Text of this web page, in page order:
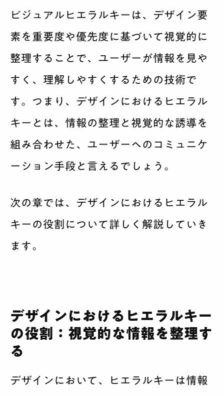
ビジュアルヒエラルキーは、デザイン要
素を重要度や優先度に基づいて視覚的に
整理することで、ユーザーが情報を見や
すく、理解しやすくするための技術で
す。つまり、デザインにおけるヒエラル
キーとは、情報の整理と視覚的な誘導を
組み合わせた、ユーザーへのコミュニケ
ーション手段と言えるでしょう。
次の章では、デザインにおけるヒエラル
キーの役割について詳しく解説していき
ます。
デザインにおけるヒエラルキー
の役割：視覚的な情報を整理す
る
デザインにおいて、ヒエラルキーは情報